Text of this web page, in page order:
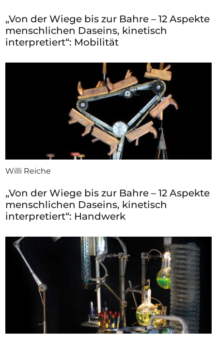
„Von der Wiege bis zur Bahre – 12 Aspekte
menschlichen Daseins, kinetisch
interpretiert“: Mobilität
Willi Reiche
„Von der Wiege bis zur Bahre – 12 Aspekte
menschlichen Daseins, kinetisch
interpretiert“: Handwerk